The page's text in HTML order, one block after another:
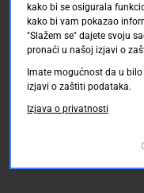
kako bi se osigurala
kako bi vam pokazao
"Slažem se" dajete svoju
pronaći u našoj izjavi o
Imate mogućnost da u
izjavi o zaštiti podataka.
Izjava o privatnosti